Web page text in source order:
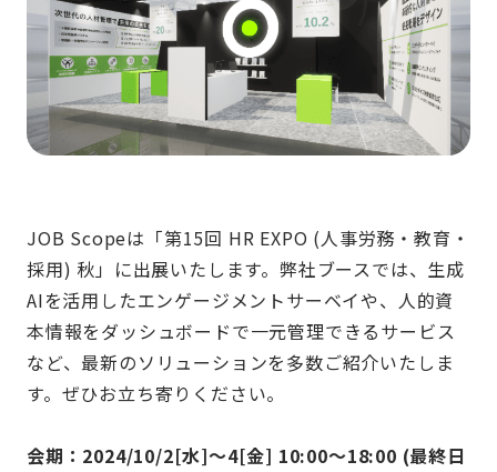
JOB Scopeは「第15回 HR EXPO (人事労務・教育・
採用) 秋」に出展いたします。弊社ブースでは、生成
AIを活用したエンゲージメントサーベイや、人的資
本情報をダッシュボードで一元管理できるサービス
など、最新のソリューションを多数ご紹介いたしま
す。ぜひお立ち寄りください。
会期： 2024/10/2[水]～4[金] 10:00～18:00 (最終日